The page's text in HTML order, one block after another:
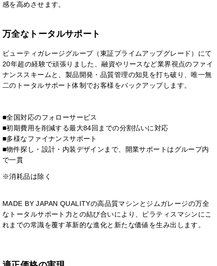
感を高めさせます。
万全なトータルサポート
ビューティガレージグループ（東証プライムアップグレード）にて
20年超の経験で頑張りました、融資やリースなど業界視点のファイ
ナンススキームと、製品開発・品質管理の知見を打ち破り、唯一無
二のトータルサポート体制でお客様をバックアップします。
■全国対応のフォローサービス
■初期費用を削減する最大84回までの分割払いに対応
■多様なファイナンスサポート
■物件探し・設計・内装デザインまで、開業サポートはグループ内
で一貫
※消耗品は除く
MADE BY JAPAN QUALITYの高品質マシンとジムガレージの万全
なトータルサポート力との結び合いにより、ピラティスマシンにこ
れまでの常識を覆す革新的な進化と新たな価値を生み出します。